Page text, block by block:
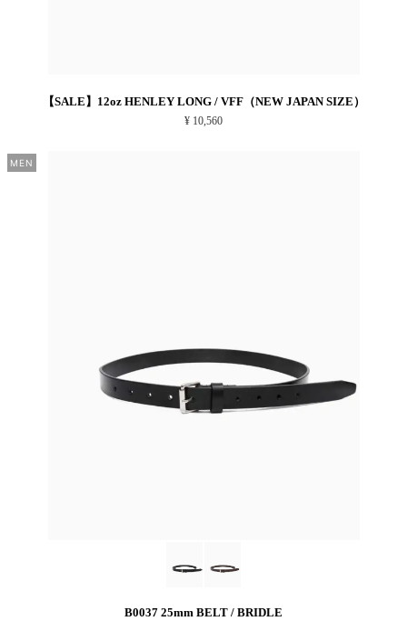
【SALE】12oz HENLEY LONG / VFF（NEW JAPAN SIZE）
¥ 10,560
MEN
B0037 25mm BELT / BRIDLE